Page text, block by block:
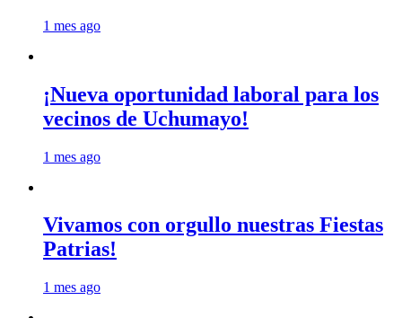
1 mes ago
¡Nueva oportunidad laboral para los
vecinos de Uchumayo!
1 mes ago
Vivamos con orgullo nuestras Fiestas
Patrias!
1 mes ago